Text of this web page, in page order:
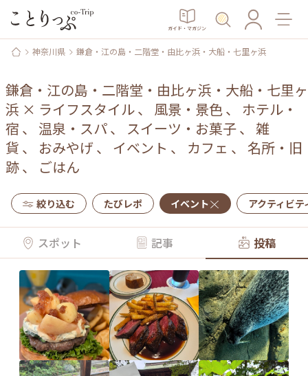
ガイド・マガジン
神奈川県 鎌倉・江の島・二階堂・由比ヶ浜・大船・七里ヶ浜
鎌倉・江の島・二階堂・由比ヶ浜・大船・七里ヶ
浜 × ライフスタイル、 風景・景色、 ホテル・
宿 、 温泉・スパ、 スイーツ・お菓子、 雑
貨 、 おみやげ 、 イベント 、 カフェ 、 名所・旧
跡、 ごはん
絞り込む たびレポ イベント アクティビテ
スポット 記事 投稿